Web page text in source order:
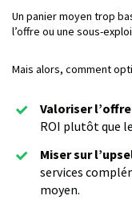
Un panier moyen trop
l’offre ou une sous-
Mais alors, comment
Valoriser l’offre
ROI plutôt que
Miser sur
services
moyen.